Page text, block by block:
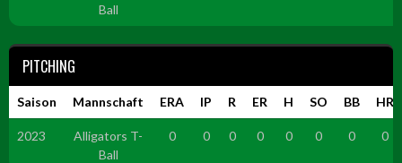
Ball
PITCHING
Saison Mannschaft ERA IP R ER H SO BB HR
2023
Alligators T-
Ball
0 0 0 0 0 0 0 0